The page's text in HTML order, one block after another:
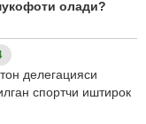
олади?
делегацияси
спортчи иштирок